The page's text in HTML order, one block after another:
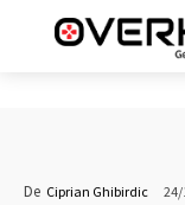
De Ciprian Ghibirdic 24/